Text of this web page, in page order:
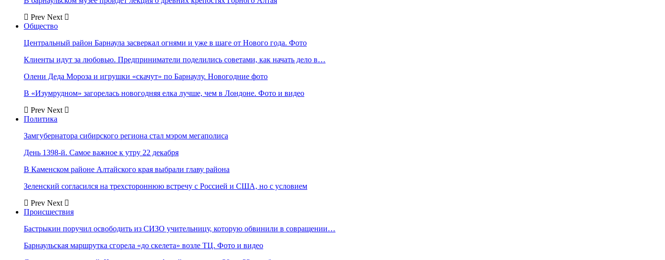
Prev Next
Общество
Центральный район Барнаула засверкал огнями и уже в шаге от Нового года. Фото
Клиенты идут за любовью. Предприниматели поделились советами, как начать дело в…
Олени Деда Мороза и игрушки «скачут» по Барнаулу. Новогодние фото
В «Изумрудном» загорелась новогодняя елка лучше, чем в Лондоне. Фото и видео
Prev Next
Политика
Замгубернатора сибирского региона стал мэром мегаполиса
День 1398-й. Самое важное к утру 22 декабря
В Каменском районе Алтайского края выбрали главу района
Зеленский согласился на трехстороннюю встречу с Россией и США, но с условием
Prev Next
Происшествия
Бастрыкин поручил освободить из СИЗО учительницу, которую обвинили в совращении…
Барнаульская маршрутка сгорела «до скелета» возле ТЦ. Фото и видео